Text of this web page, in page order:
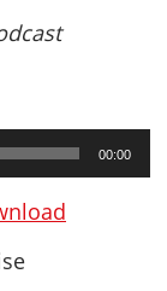
00:00